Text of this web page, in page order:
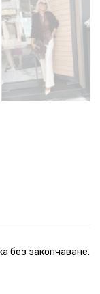
без закопчаване.